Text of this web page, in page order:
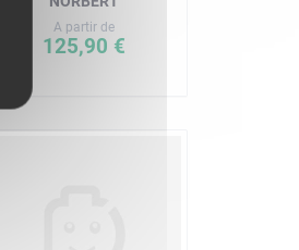
A partir de
125,90 €